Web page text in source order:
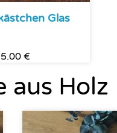
Glas
€
aus Holz